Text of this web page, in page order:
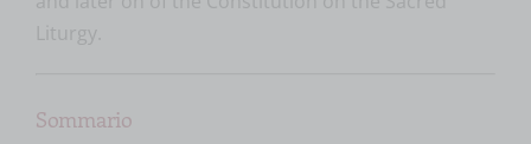
Liturgy.
Sommario